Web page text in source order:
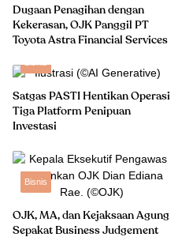
Dugaan Penagihan dengan
Kekerasan, OJK Panggil PT
Toyota Astra Financial Services
Satgas PASTI Hentikan Operasi
Tiga Platform Penipuan
Investasi
Bisnis
OJK, MA, dan Kejaksaan Agung
Sepakat Business Judgement